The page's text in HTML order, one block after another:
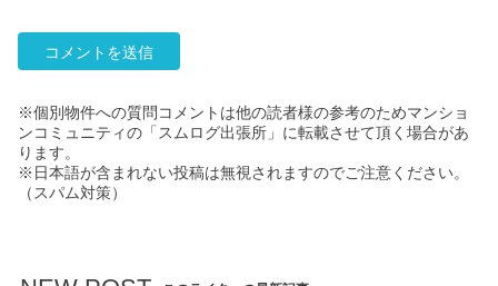
※個別物件への質問コメントは他の読者様の参考のためマンショ
ンコミュニティの「スムログ出張所」に転載させて頂く場合があ
ります。
※日本語が含まれない投稿は無視されますのでご注意ください。
（スパム対策）